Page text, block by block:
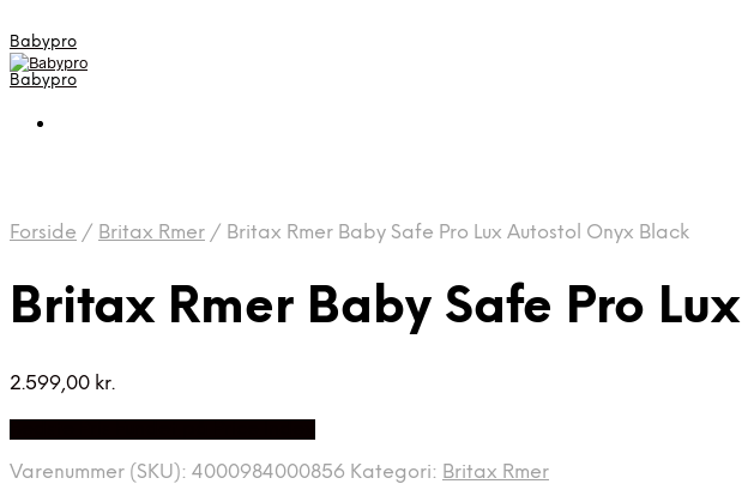
Babypro
Babypro
Forside / Britax Rmer / Britax Rmer Baby Safe Pro Lux Autostol Onyx Black
Britax Rmer Baby Safe Pro
2.599,00 kr.
Varenummer (SKU): 4000984000856 Kategori: Britax Rmer